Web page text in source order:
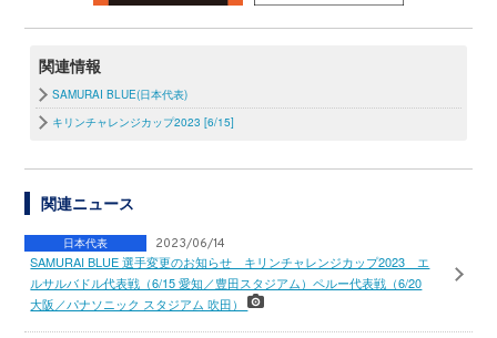
関連情報
SAMURAI BLUE(日本代表)
キリンチャレンジカップ2023 [6/15]
関連ニュース
日本代表 2023/06/14
SAMURAI BLUE 選手変更のお知らせ キリンチャレンジカップ2023 エ
ルサルバドル代表戦（6/15 愛知／豊田スタジアム）ペルー代表戦（6/20
大阪／パナソニック スタジアム 吹田）